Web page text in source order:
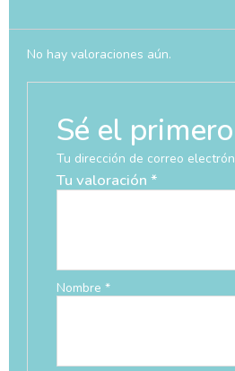
No hay valoraciones aún.
Sé el
Tu dirección de correo
Tu valoración *
Nombre *